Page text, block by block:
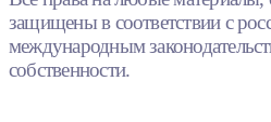
защищены в соответствии с
международным
собственности.